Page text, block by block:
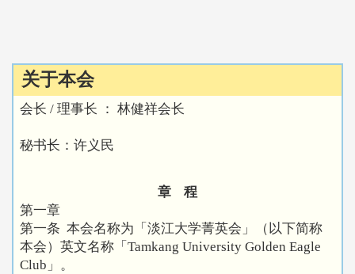
关于本会
会长 / 理事长 ： 林健祥会长
秘书长：许义民
章 程
第一章
第一条 本会名称为「淡江大学菁英会」（以下简称
本会）英文名称「Tamkang University Golden Eagle
Club」。